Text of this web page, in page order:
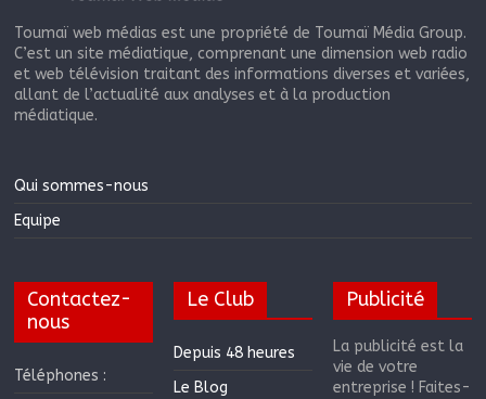
Toumaï web médias est une propriété de Toumaï Média Group.
C’est un site médiatique, comprenant une dimension web radio
et web télévision traitant des informations diverses et variées,
allant de l’actualité aux analyses et à la production
médiatique.
Qui sommes-nous
Equipe
Contactez-
nous
Téléphones :
Le Club
Depuis 48 heures
Le Blog
Publicité
La publicité est la
vie de votre
entreprise ! Faites-